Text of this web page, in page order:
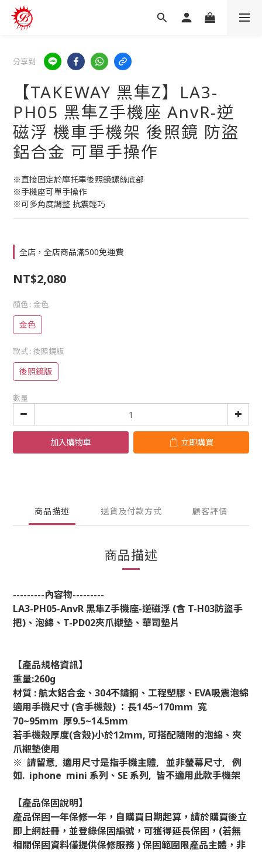
分享到
【TAKEWAY 黑隼Z】LA3-
PH05 黑隼Z手機座 AnvR-逆
磁浮 機車手機架 後照鏡 防盜
鋁合金 可單手操作
※直接固定於摩托車後照鏡螺絲底部
※手機座可單手操作
※可多角度調整 抗震輕巧
全店，全店商品滿500免運費
NT$2,080
顏色 : 金色
金色
款式 : 後照鏡版
後照鏡版
數量
加入購物車 立即購買
商品描述 送貨及付款方式 顧客評價
商品描述
---------內容物---------
LA3-PH05-AnvR黑隼Z手機座-逆磁浮 (含 T-H03防盜手
把)、泡綿 、 T-PD02夾爪襯墊 、華司墊片
【產品規格資訊】
重量:260g
材質 :航太鋁合金、 304不鏽鋼、工程塑膠、 EVA吸震泡綿
適用手機尺寸 (含手機殼) ：長145~170mm 寬
70~95mm 厚9.5~14.5mm
若手機殼厚度(含殼)小於12mm, 可搭配隨附的泡綿、夾
爪襯墊使用
※ 請留意, 適用尺寸是指手機主體, 並非螢幕尺寸, 例
如. iphone mini 系列、SE 系列, 皆不適用此款手機架
【產品保固說明】
產品保固一年保修一年，自購買日期起算，請於購買後立
即上網註冊，並登錄保固編號，可獲得延長保固， (若無
相關保固資料僅提供保修服務 )保固範圍限產品主體，非